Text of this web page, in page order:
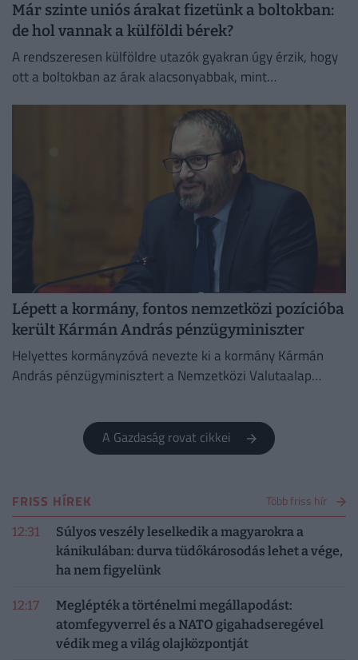
Már szinte uniós árakat fizetünk a boltokban:
de hol vannak a külföldi bérek?
A rendszeresen külföldre utazók gyakran úgy érzik, hogy
ott a boltokban az árak alacsonyabbak, mint
Lépett a kormány, fontos nemzetközi pozícióba
került Kármán András pénzügyminiszter
Helyettes kormányzóvá nevezte ki a kormány Kármán
András pénzügyminisztert a Nemzetközi Valutaalap
A Gazdaság rovat cikkei
FRISS HÍREK Több friss hír
12:31
Súlyos veszély leselkedik a magyarokra a
kánikulában: durva tüdőkárosodás lehet a vége,
ha nem figyelünk
12:17
Meglépték a történelmi megállapodást:
atomfegyverrel és a NATO gigahadseregével
védik meg a világ olajközpontját